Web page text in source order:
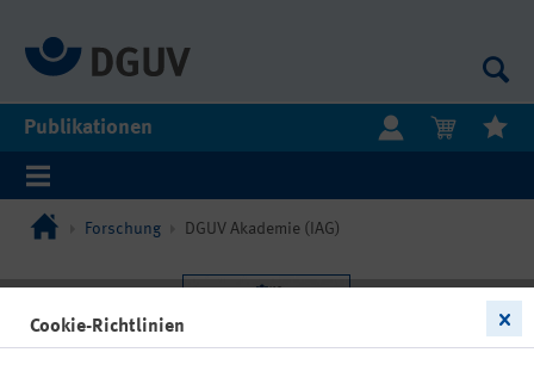
Publikationen
Forschung DGUV Akademie (IAG)
Cookie-Richtlinien